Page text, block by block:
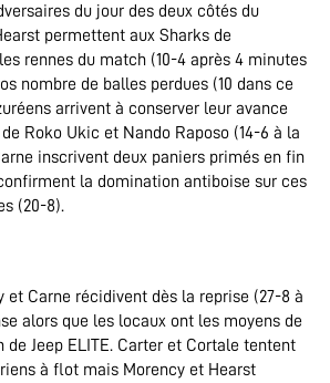
du jour des deux côtés du
permettent aux Sharks de
rennes du match (10-4 après 4 minutes
nombre de balles perdues (10 dans ce
arrivent à conserver leur avance
Roko Ukic et Nando Raposo (14-6 à la
inscrivent deux paniers primés en fin
la domination antiboise sur ces
(20-8).
et Carne récidivent dès la reprise (27-8 à
alors que les locaux ont les moyens de
Jeep ELITE. Carter et Cortale tentent
à flot mais Morency et Hearst